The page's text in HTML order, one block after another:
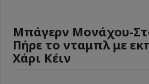
Μπάγερν Μονάχου-
Πήρε το νταμπλ με
Χάρι Κέιν